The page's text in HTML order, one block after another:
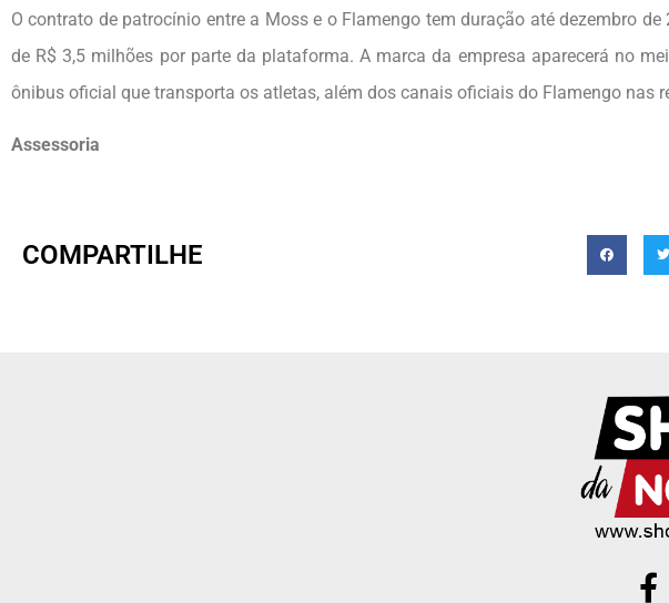
O contrato de patrocínio entre a Moss e o Flamengo tem duração até dezembro
de R$ 3,5 milhões por parte da plataforma. A marca da empresa aparecerá no
ônibus oficial que transporta os atletas, além dos canais oficiais do Flamengo nas
Assessoria
COMPARTILHE